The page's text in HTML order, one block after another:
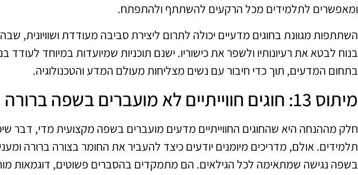
ומאפשרים לתלמידים מכל הרקעים להשתתף ולהתפתח.
השתתפות מגוונת בחוגים מדעיים יכולה לתרום ליצירת סביבה מעודדת ושוויונית,
בנוח לבטא את רעיונותיו ולשפר את כישוריו. ישנם תוכניות שמיועדות במיוחד
בתחום המדעים, תוך כדי חיבור עם נשים מצליחות מעולם המדע והטכנולוגיה.
מיתוס 13: חוגים חווייתיים לא מועברים בשפה ברורה
חלק מההנחה היא שהחוגים החווייתיים מדעים מועברים בשפה מקצועית מדי, דבר
תלמידים. אולם, מדריכים מיומנים יודעים כיצד להעביר את החומר בצורה ברורה
בשפה נגישה שמתאימה לכל הגילאים. הם מתמקדים בהסברים פשוטים, דוגמאות